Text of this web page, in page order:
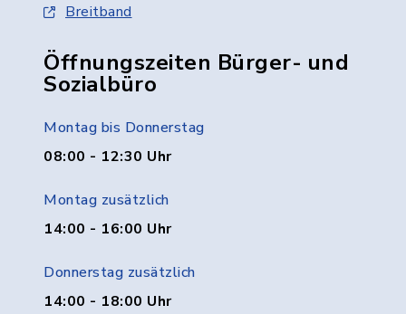
Breitband
Öffnungszeiten Bürger- und
Sozialbüro
Montag bis Donnerstag
08:00 - 12:30 Uhr
Montag zusätzlich
14:00 - 16:00 Uhr
Donnerstag zusätzlich
14:00 - 18:00 Uhr